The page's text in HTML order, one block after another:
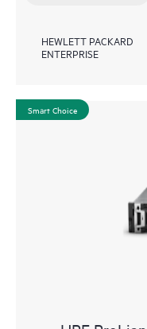
HEWLETT PACKARD
ENTERPRISE
Smart Choice